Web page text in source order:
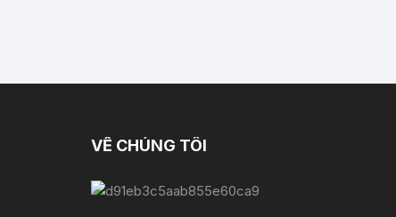
VỀ CHÚNG TÔI